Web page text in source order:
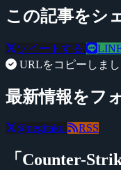
この記事をシ
ツイートする
URLをコピーしまし
最新情報をフ
@negitaku RSS
「Counter-